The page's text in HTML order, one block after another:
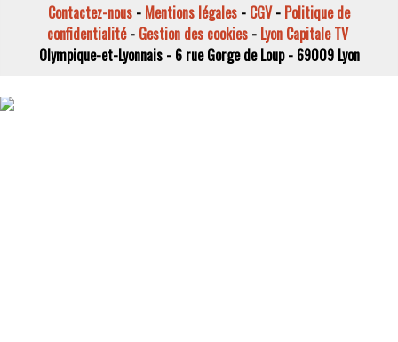
Contactez-nous - Mentions légales - CGV- Politique de
confidentialité- Gestion des cookies- Lyon Capitale TV
Olympique-et-Lyonnais - 6 rue Gorge de Loup - 69009 Lyon